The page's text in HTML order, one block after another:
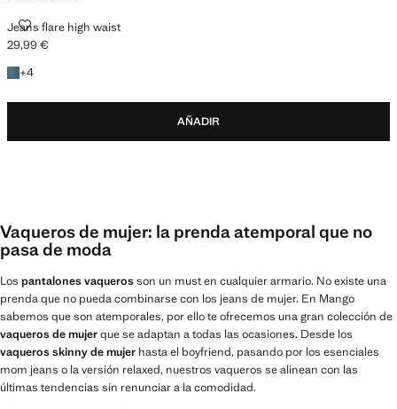
Jeans flare high waist
JEANS FLARE HIGH WAIST
Precio actual [29,99 € ]
29,99 €
+4
+4 colores
AÑADIR
Vaqueros de mujer: la prenda atemporal que no
pasa de moda
Los pantalones vaquerosson un must en cualquier armario. No existe una
prenda que no pueda combinarse con los jeans de mujer. En Mango
sabemos que son atemporales, por ello te ofrecemos una gran colección de
vaqueros de mujerque se adaptan a todas las ocasiones. Desde los
vaqueros skinny de mujer hasta el boyfriend, pasando por los esenciales
mom jeans o la versión relaxed, nuestros vaqueros se alinean con las
últimas tendencias sin renunciar a la comodidad.